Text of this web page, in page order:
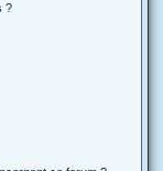
?